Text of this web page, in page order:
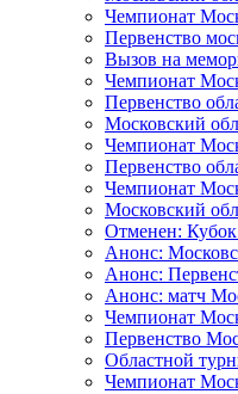
Чемпионат
Первенство
Вызов на
Чемпионат
Первенство
Московский
Чемпионат
Первенство
Чемпионат
Московский
Отменен:
Анонс:
Анонс:
Анонс: матч
Чемпионат
Первенство
Областной
Чемпионат